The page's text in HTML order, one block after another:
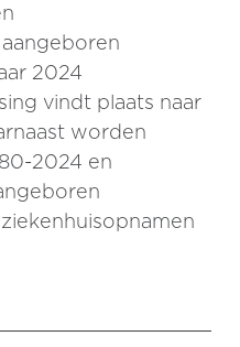
2024
vindt plaats naar
worden
2024 en